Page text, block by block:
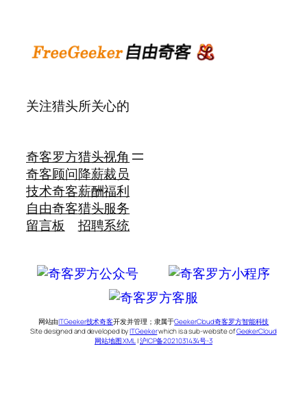
关注猎头所关心的
奇客罗方
奇客顾问
技术奇客
自由奇客
留言板
猎头视角
降薪裁员
薪酬福利
猎头服务
招聘系统
网站由ITGeeker技术奇客开发并管理；隶属于GeekerCloud奇客罗方智能科技
Site designed and developed byITGeekerwhich is a sub-website ofGeekerCloud
网站地图 XML |沪ICP备2021031434号-3